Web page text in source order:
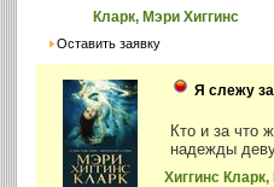
Кларк, Мэри Хиггинс
Оставить заявку
Я слежу
Кто и за что
надежды
Хиггинс